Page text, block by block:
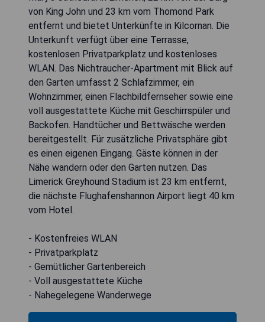
von King John und 23 km vom Thomond Park
entfernt und bietet Unterkünfte in Kilcornan. Die
Unterkunft verfügt über eine Terrasse,
kostenlosen Privatparkplatz und kostenloses
WLAN. Das Nichtraucher-Apartment mit Blick auf
den Garten umfasst 2 Schlafzimmer, ein
Wohnzimmer, einen Flachbildfernseher sowie eine
voll ausgestattete Küche mit Geschirrspüler und
Backofen. Handtücher und Bettwäsche werden
bereitgestellt. Für zusätzliche Privatsphäre gibt
es einen eigenen Eingang. Gäste können in der
Nähe wandern oder den Garten nutzen. Das
Limerick Greyhound Stadium ist 23 km entfernt,
die nächste Flughafenshannon Airport liegt 40 km
vom Hotel.
- Kostenfreies WLAN
- Privatparkplatz
- Gemütlicher Gartenbereich
- Voll ausgestattete Küche
- Nahegelegene Wanderwege